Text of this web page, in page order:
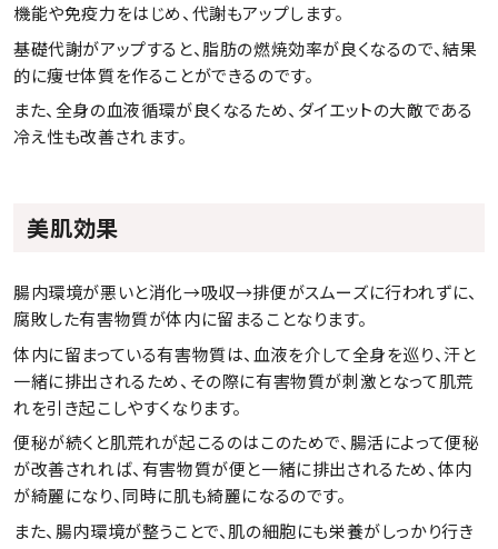
機能や免疫力をはじめ、代謝もアップします。
基礎代謝がアップすると、脂肪の燃焼効率が良くなるので、結果
的に痩せ体質を作ることができるのです。
また、全身の血液循環が良くなるため、ダイエットの大敵である
冷え性も改善されます。
美肌効果
腸内環境が悪いと消化→吸収→排便がスムーズに行われずに、
腐敗した有害物質が体内に留まることなります。
体内に留まっている有害物質は、血液を介して全身を巡り、汗と
一緒に排出されるため、その際に有害物質が刺激となって肌荒
れを引き起こしやすくなります。
便秘が続くと肌荒れが起こるのはこのためで、腸活によって便秘
が改善されれば、有害物質が便と一緒に排出されるため、体内
が綺麗になり、同時に肌も綺麗になるのです。
また、腸内環境が整うことで、肌の細胞にも栄養がしっかり行き